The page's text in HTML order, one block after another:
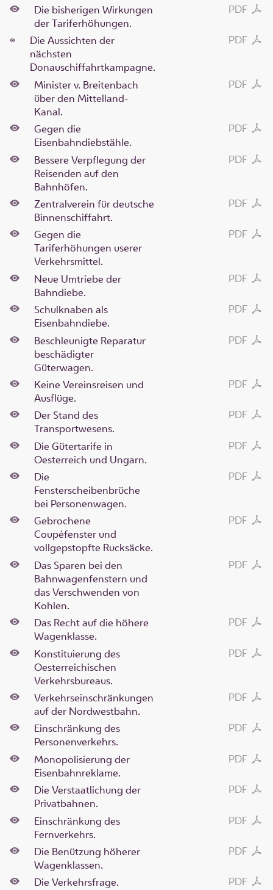
PDF
Die bisherigen Wirkungen
der Tariferhöhungen.
PDF
Die Aussichten der
nächsten
Donauschiffahrtkampagne.
PDF
Minister v. Breitenbach
über den Mittelland-
Kanal.
PDF
Gegen die
Eisenbahndiebstähle.
PDF
Bessere Verpflegung der
Reisenden auf den
Bahnhöfen.
PDF
Zentralverein für deutsche
Binnenschiffahrt.
PDF
Gegen die
Tariferhöhungen userer
Verkehrsmittel.
PDF
Neue Umtriebe der
Bahndiebe.
PDF
Schulknaben als
Eisenbahndiebe.
PDF
Beschleunigte Reparatur
beschädigter
Güterwagen.
PDF
Keine Vereinsreisen und
Ausflüge.
PDF
Der Stand des
Transportwesens.
PDF
Die Gütertarife in
Oesterreich und Ungarn.
PDF
Die
Fensterscheibenbrüche
bei Personenwagen.
PDF
Gebrochene
Coupéfenster und
vollgepstopfte Rucksäcke.
PDF
Das Sparen bei den
Bahnwagenfenstern und
das Verschwenden von
Kohlen.
PDF
Das Recht auf die höhere
Wagenklasse.
PDF
Konstituierung des
Oesterreichischen
Verkehrsbureaus.
PDF
Verkehrseinschränkungen
auf der Nordwestbahn.
PDF
Einschränkung des
Personenverkehrs.
PDF
Monopolisierung der
Eisenbahnreklame.
PDF
Die Verstaatlichung der
Privatbahnen.
PDF
Einschränkung des
Fernverkehrs.
PDF
Die Benützung höherer
Wagenklassen.
PDF
Die Verkehrsfrage.